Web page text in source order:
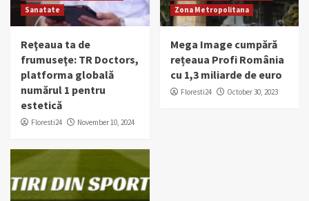
Sanatate
Reţeaua ta de
frumuseţe: TR Doctors,
platforma globală
numărul 1 pentru
estetică
Floresti24 November 10, 2024
Zona Metropolitana
Mega Image cumpără
rețeaua Profi România
cu 1,3 miliarde de euro
Floresti24 October 30, 2023